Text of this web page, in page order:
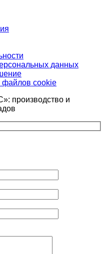
данных
файлов cookie
производство и